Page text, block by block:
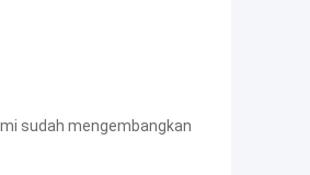
sudah mengembangkan